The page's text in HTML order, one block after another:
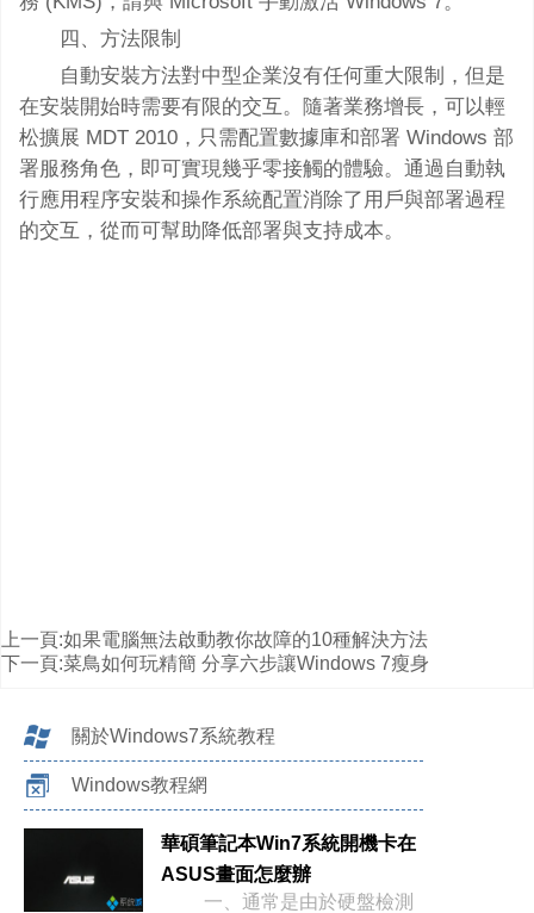
四、方法限制
自動安裝方法對中型企業沒有任何重大限制，但是
在安裝開始時需要有限的交互。隨著業務增長，可以輕
松擴展 MDT 2010，只需配置數據庫和部署 Windows 部
署服務角色，即可實現幾乎零接觸的體驗。通過自動執
行應用程序安裝和操作系統配置消除了用戶與部署過程
的交互，從而可幫助降低部署與支持成本。
上一頁:如果電腦無法啟動教你故障的10種解決方法
下一頁:菜鳥如何玩精簡 分享六步讓Windows 7瘦身
關於Windows7系統教程
Windows教程網
華碩筆記本Win7系統開機卡在
ASUS畫面怎麼辦
一、通常是由於硬盤檢測